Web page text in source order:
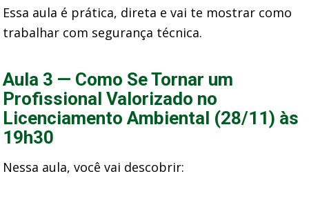
Essa aula é prática, direta e vai te mostrar como
trabalhar com segurança técnica.
Aula 3 — Como Se Tornar um
Profissional Valorizado no
Licenciamento Ambiental (28/11) às
19h30
Nessa aula, você vai descobrir: